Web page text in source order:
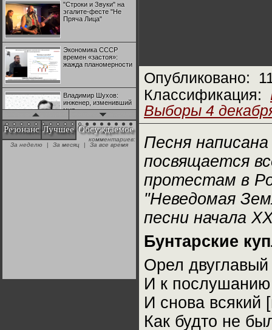
"Строки и Звуки" на
эгалите-фесте "Не
Пряча Лица"
Экономика СССР
времен «застоя»:
жажда планомерности
Владимир Шухов:
инженер, изменивший
мир
"Аркадий Коц" на
эгалите-фесте "Не
Резонанс Лучшее Обсуждаемое
комментариев:
За неделю
| За месяц | За все время
Опубликовано:
Классификация:
Выборы 4
Песня
посвящается
протестам в
"Неведомая
песни начала
Бунтарские
Орел двуглавый
И к послушанию
И снова всякий
Как будто не